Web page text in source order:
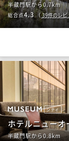
半蔵門駅から0.7km
総合点4.3（39件のレ
シティ
ホテルニュー
半蔵門駅から0.8km